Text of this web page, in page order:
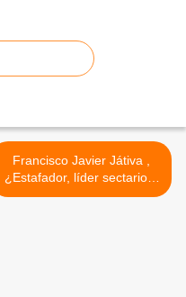
Francisco Javier Játiva ,
¿Estafador, líder sectario o
curandero? >